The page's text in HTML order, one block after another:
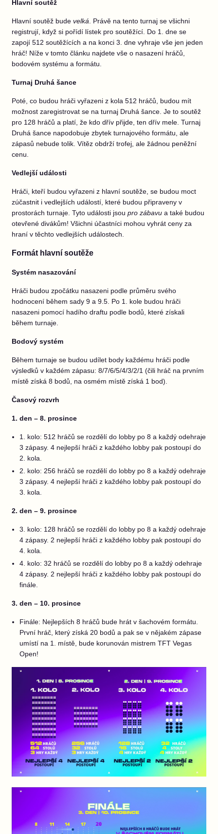
Hlavní soutěž
Hlavní soutěž bude velká
Právě na tento turnaj se všichni
registrují, když si pořídí lístek pro soutěžící. Do 1. dne se
zapojí 512 soutěžících a na konci 3. dne vyhraje vše jen jeden
hráč! Níže v tomto článku najdete vše o nasazení hráčů,
bodovém systému a formátu.
Turnaj Druhá šance
Poté, co budou hráči vyřazeni z kola 512 hráčů, budou mít
možnost zaregistrovat se na turnaj Druhá šance. Je to soutěž
pro 128 hráčů a platí, že kdo dřív přijde, ten dřív mele. Turnaj
Druhá šance napodobuje zbytek turnajového formátu, ale
zápasů nebude tolik. Vítěz obdrží trofej, ale žádnou peněžní
cenu.
Vedlejší události
Hráči, kteří budou vyřazeni z hlavní soutěže, se budou moct
zúčastnit i vedlejších událostí, které budou připraveny v
prostorách turnaje. Tyto události jsou pro zábavu a také budou
otevřené divákům! Všichni účastníci mohou vyhrát ceny za
hraní v těchto vedlejších událostech.
Formát hlavní soutěže
Systém nasazování
Hráči budou zpočátku nasazeni podle průměru svého
hodnocení během sady 9 a 9.5. Po 1. kole budou hráči
nasazeni pomocí hadího draftu podle bodů, které získali
během turnaje.
Bodový systém
Během turnaje se budou udílet body každému hráči podle
výsledků v každém zápasu: 8/7/6/5/4/3/2/1 (čili hráč na prvním
místě získá 8 bodů, na osmém místě získá 1 bod).
Časový rozvrh
1. den – 8. prosince
1. kolo: 512 hráčů se rozdělí do lobby po 8 a každý odehraje
3 zápasy. 4 nejlepší hráči z každého lobby pak postoupí do
2. kola.
2. kolo: 256 hráčů se rozdělí do lobby po 8 a každý odehraje
3 zápasy. 4 nejlepší hráči z každého lobby pak postoupí do
3. kola.
2. den – 9. prosince
3. kolo: 128 hráčů se rozdělí do lobby po 8 a každý odehraje
4 zápasy. 2 nejlepší hráči z každého lobby pak postoupí do
4. kola.
4. kolo: 32 hráčů se rozdělí do lobby po 8 a každý odehraje
4 zápasy. 2 nejlepší hráči z každého lobby pak postoupí do
finále.
3. den – 10. prosince
Finále: Nejlepších 8 hráčů bude hrát v šachovém formátu.
První hráč, který získá 20 bodů a pak se v nějakém zápase
umístí na 1. místě, bude korunován mistrem TFT Vegas
Open!